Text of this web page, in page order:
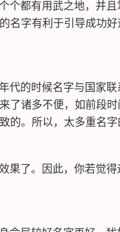
都有用武之地，并且
名字有利于引导成功
的时候名字与国家联
了诸多不便，如前段
。所以，太多重名字
了。因此，你若觉得